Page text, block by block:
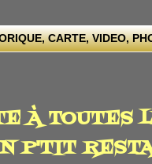
CARTE, VIDEO,
À TOUTES
P'TIT